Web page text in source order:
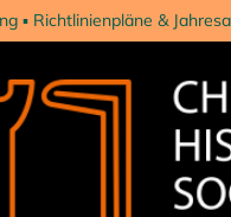
Richtlinienpläne &